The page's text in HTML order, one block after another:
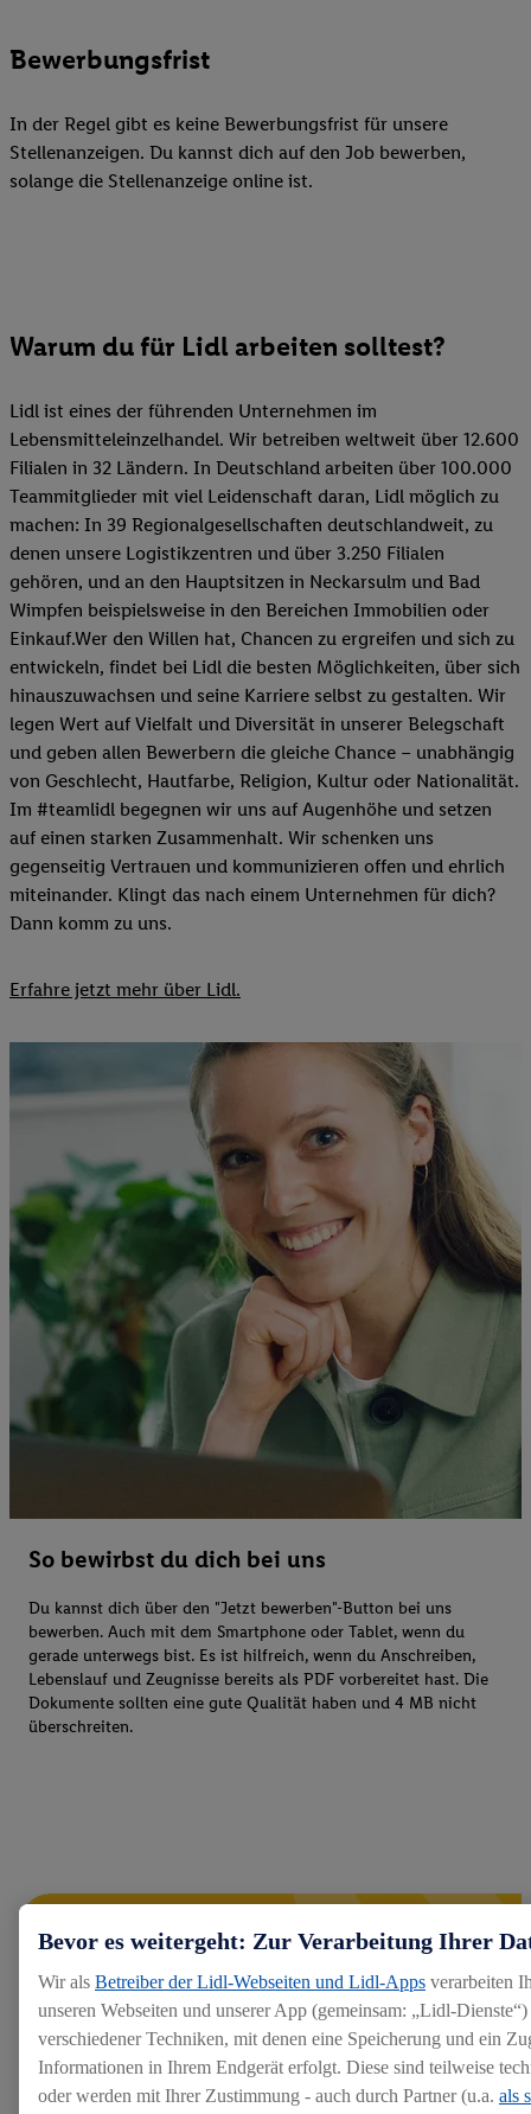
Bewerbungsfrist
In der Regel gibt es keine Bewerbungsfrist für unsere
Stellenanzeigen. Du kannst dich auf den Job bewerben,
solange die Stellenanzeige online ist.
Warum du für Lidl arbeiten solltest?
Lidl ist eines der führenden Unternehmen im
Lebensmitteleinzelhandel. Wir betreiben weltweit über 12.600
Filialen in 32 Ländern. In Deutschland arbeiten über 100.000
Teammitglieder mit viel Leidenschaft daran, Lidl möglich zu
machen: In 39 Regionalgesellschaften deutschlandweit, zu
denen unsere Logistikzentren und über 3.250 Filialen
gehören, und an den Hauptsitzen in Neckarsulm und Bad
Wimpfen beispielsweise in den Bereichen Immobilien oder
Einkauf.Wer den Willen hat, Chancen zu ergreifen und sich zu
entwickeln, findet bei Lidl die besten Möglichkeiten, über sich
hinauszuwachsen und seine Karriere selbst zu gestalten. Wir
legen Wert auf Vielfalt und Diversität in unserer Belegschaft
und geben allen Bewerbern die gleiche Chance – unabhängig
von Geschlecht, Hautfarbe, Religion, Kultur oder Nationalität.
Im #teamlidl begegnen wir uns auf Augenhöhe und setzen
auf einen starken Zusammenhalt. Wir schenken uns
gegenseitig Vertrauen und kommunizieren offen und ehrlich
miteinander. Klingt das nach einem Unternehmen für dich?
Dann komm zu uns.​
Erfahre jetzt mehr über Lidl.
So bewirbst du dich bei uns
Du kannst dich über den "Jetzt bewerben"-Button bei uns
bewerben. Auch mit dem Smartphone oder Tablet, wenn du
gerade unterwegs bist. Es ist hilfreich, wenn du Anschreiben,
Lebenslauf und Zeugnisse bereits als PDF vorbereitet hast. Die
Dokumente sollten eine gute Qualität haben und 4 MB nicht
überschreiten.
Bevor es weitergeht: Zur Verarbeitung Ihrer
Wir als Betreiber der Lidl-Webseiten und Lidl-Apps verarbeiten
unseren Webseiten und unserer App (gemeinsam: „Lidl-
verschiedener Techniken, mit denen eine Speicherung und ein
Informationen in Ihrem Endgerät erfolgt. Diese sind teilweise
oder werden mit Ihrer Zustimmung - auch durch Partner (u.a. als